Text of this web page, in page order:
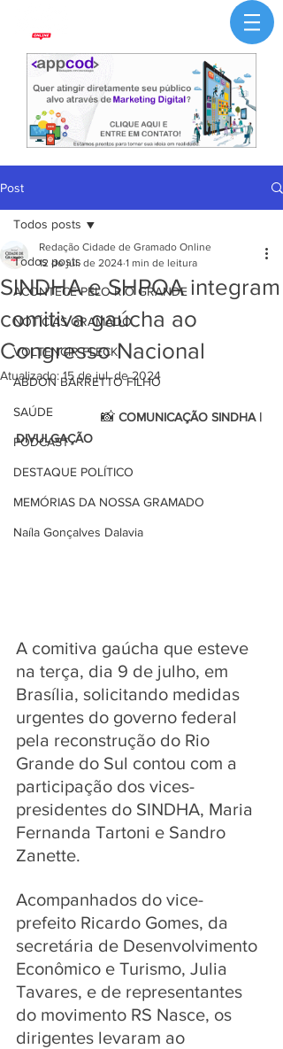
Post
Todos posts
ACONTECE PELO RIO GRANDE
NOTÍCIAS GRAMADO
VOLTENCIR FLECK
ABDON BARRETTO FILHO
SAÚDE
PODCAST
DESTAQUE POLÍTICO
MEMÓRIAS DA NOSSA GRAMADO
Naíla Gonçalves Dalavia
Todos posts
SINDHA e SHPOA integram
comitiva gaúcha ao
Congresso Nacional
Redação Cidade de Gramado Online
12 de jul. de 2024 1 min de leitura
Atualizado:15 de jul. de 2024
                        📸
COMUNICAÇÃO SINDHA |
DIVULGAÇÃO
A comitiva gaúcha que esteve
na terça, dia 9 de julho, em
Brasília, solicitando medidas
urgentes do governo federal
pela reconstrução do Rio
Grande do Sul contou com a
participação dos vices-
presidentes do SINDHA, Maria
Fernanda Tartoni e Sandro
Zanette.
Acompanhados do vice-
prefeito Ricardo Gomes, da
secretária de Desenvolvimento
Econômico e Turismo, Julia
Tavares, e de representantes
do movimento RS Nasce, os
dirigentes levaram ao